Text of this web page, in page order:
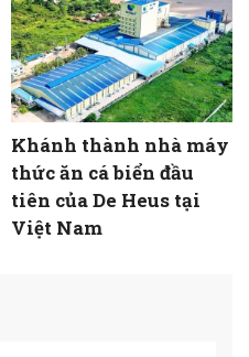
Khánh thành nhà máy
thức ăn cá biển đầu
tiên của De Heus tại
Việt Nam